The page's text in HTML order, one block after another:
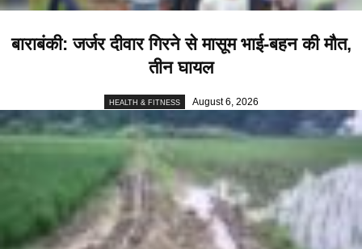
बाराबंकी: जर्जर दीवार गिरने से मासूम भाई-बहन की मौत,
तीन घायल
HEALTH & FITNESS August 6, 2026